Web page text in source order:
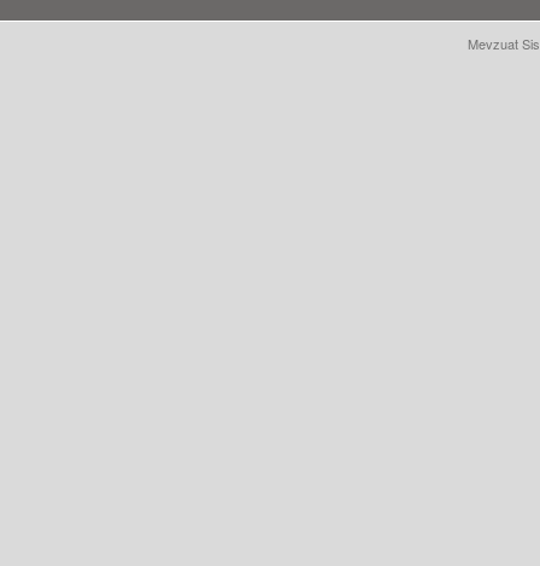
Mevzuat